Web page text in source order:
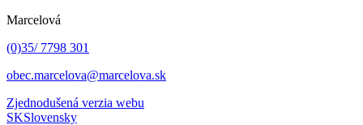
Marcelová
(0)35/ 7798 301
obec.marcelova@marcelova.sk
Zjednodušená verzia webu
SKSlovensky